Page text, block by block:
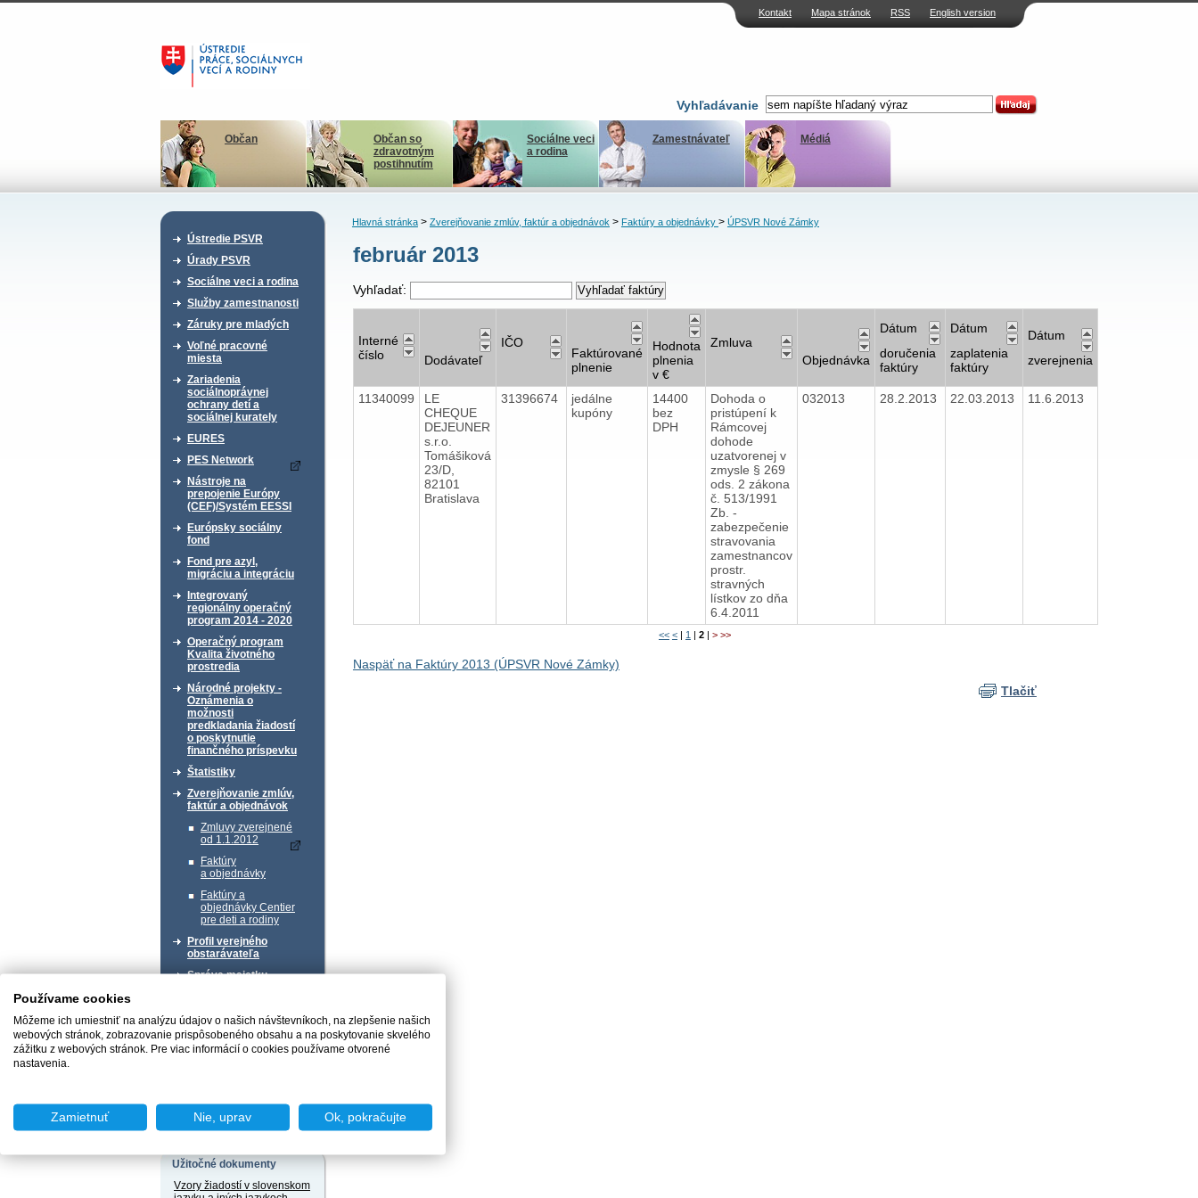
Kontakt Mapa stránok RSS English version
Vyhľadávanie
Občan
Občan so
zdravotným
postihnutím
Sociálne veci
a rodina
Zamestnávateľ Médiá
Ústredie PSVR
Úrady PSVR
Sociálne veci a rodina
Služby zamestnanosti
Záruky pre mladých
Voľné pracovné
miesta
Zariadenia
sociálnoprávnej
ochrany detí a
sociálnej kurately
EURES
PES Network
Nástroje na
prepojenie Európy
(CEF)/Systém EESSI
Európsky sociálny
fond
Fond pre azyl,
migráciu a integráciu
Integrovaný
regionálny operačný
program 2014 - 2020
Operačný program
Kvalita životného
prostredia
Národné projekty -
Oznámenia o
možnosti
predkladania žiadostí
o poskytnutie
finančného príspevku
Štatistiky
Zverejňovanie zmlúv,
faktúr a objednávok
Zmluvy zverejnené
od 1.1.2012
Faktúry
a objednávky
Faktúry a
objednávky Centier
pre deti a rodiny
Profil verejného
obstarávateľa
Správa majetku
Chcem podať podnet
Užitočné dokumenty
Vzory žiadostí v slovenskom
Hlavná stránka> Zverejňovanie zmlúv, faktúr a objednávok> Faktúry a objednávky > ÚPSVR Nové Zámky
február 2013
Vyhľadať:
Interné
číslo
Dodávateľ
IČO
Faktúrované
plnenie
Hodnota
plnenia
v €
Zmluva
Objednávka
Dátum
doručenia
faktúry
Dátum
zaplatenia
faktúry
Dátum
zverejnenia
11340099
LE
CHEQUE
DEJEUNER
s.r.o.
Tomášiková
23/D,
82101
Bratislava
31396674
jedálne
kupóny
14400
bez
DPH
Dohoda o
pristúpení k
Rámcovej
dohode
uzatvorenej v
zmysle § 269
ods. 2 zákona
č. 513/1991
Zb. -
zabezpečenie
stravovania
zamestnancov
prostr.
stravných
lístkov zo dňa
6.4.2011
032013 28.2.2013 22.03.2013 11.6.2013
<< <| 1 | 2| > >>
Naspäť na Faktúry 2013 (ÚPSVR Nové Zámky)
Tlačiť
Používame cookies
Môžeme ich umiestniť na analýzu údajov o našich návštevníkoch, na zlepšenie našich
webových stránok, zobrazovanie prispôsobeného obsahu a na poskytovanie skvelého
zážitku z webových stránok. Pre viac informácií o cookies používame otvorené
nastavenia.
Zamietnuť Nie, uprav Ok, pokračujte